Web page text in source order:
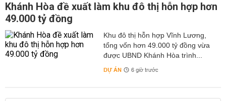
Khánh Hòa đề xuất làm khu đô thị hỗn hợp hơn
49.000 tỷ đồng
Khu đô thị hỗn hợp Vĩnh Lương,
tổng vốn hơn 49.000 tỷ đồng vừa
được UBND Khánh Hòa trình...
DỰ ÁN 6 giờ trước